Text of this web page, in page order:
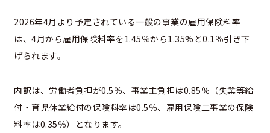
2026年4月より予定されている一般の事業の雇用保険料率
は、4月から雇用保険料率を1.45％から1.35%と0.1％引き下
げられます。
内訳は、労働者負担が0.5％、事業主負担は0.85％（失業等給
付・育児休業給付の保険料率は0.5％、雇用保険二事業の保険
料率は0.35％）となります。